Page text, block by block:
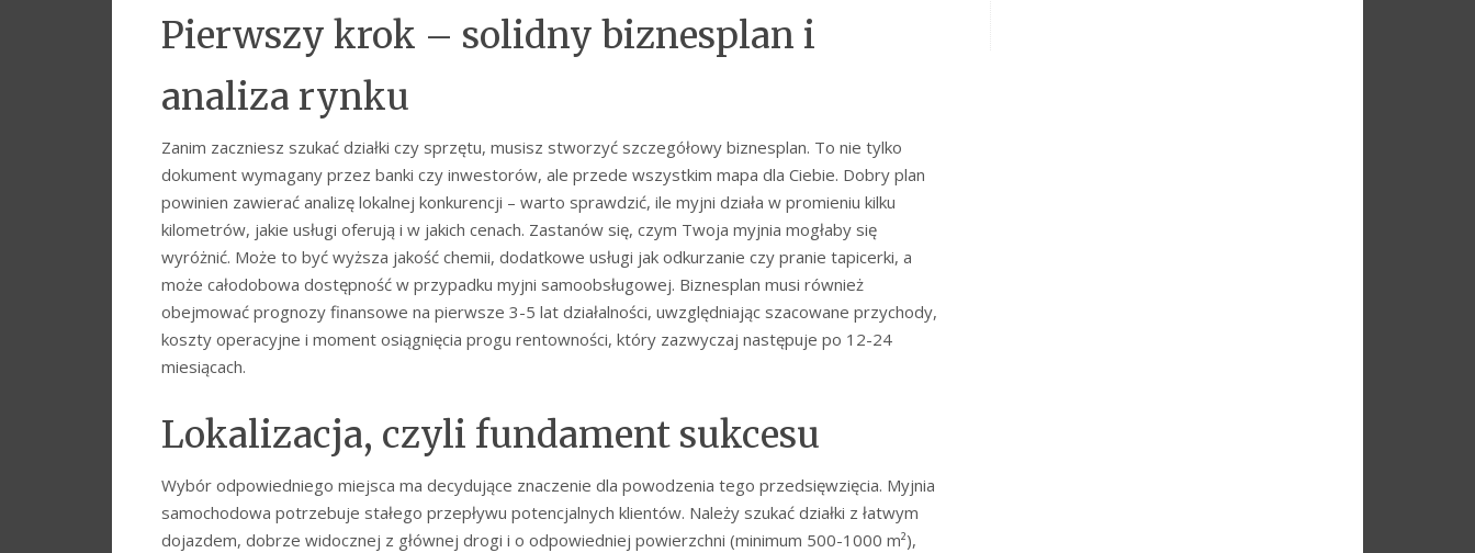
Pierwszy krok – solidny biznesplan i
analiza rynku
Zanim zaczniesz szukać działki czy sprzętu, musisz stworzyć szczegółowy biznesplan. To nie tylko
dokument wymagany przez banki czy inwestorów, ale przede wszystkim mapa dla Ciebie. Dobry plan
powinien zawierać analizę lokalnej konkurencji – warto sprawdzić, ile myjni działa w promieniu kilku
kilometrów, jakie usługi oferują i w jakich cenach. Zastanów się, czym Twoja myjnia mogłaby się
wyróżnić. Może to być wyższa jakość chemii, dodatkowe usługi jak odkurzanie czy pranie tapicerki, a
może całodobowa dostępność w przypadku myjni samoobsługowej. Biznesplan musi również
obejmować prognozy finansowe na pierwsze 3-5 lat działalności, uwzględniając szacowane przychody,
koszty operacyjne i moment osiągnięcia progu rentowności, który zazwyczaj następuje po 12-24
miesiącach.
Lokalizacja, czyli fundament sukcesu
Wybór odpowiedniego miejsca ma decydujące znaczenie dla powodzenia tego przedsięwzięcia. Myjnia
samochodowa potrzebuje stałego przepływu potencjalnych klientów. Należy szukać działki z łatwym
dojazdem, dobrze widocznej z głównej drogi i o odpowiedniej powierzchni (minimum 500-1000 m²),